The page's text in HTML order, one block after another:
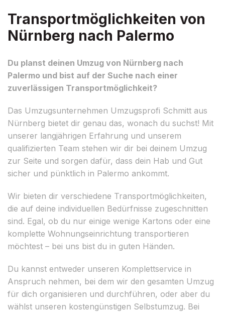
Transportmöglichkeiten von
Nürnberg nach Palermo
Du planst deinen Umzug von Nürnberg nach
Palermo und bist auf der Suche nach einer
zuverlässigen Transportmöglichkeit?
Das Umzugsunternehmen Umzugsprofi Schmitt aus
Nürnberg bietet dir genau das, wonach du suchst! Mit
unserer langjährigen Erfahrung und unserem
qualifizierten Team stehen wir dir bei deinem Umzug
zur Seite und sorgen dafür, dass dein Hab und Gut
sicher und pünktlich in Palermo ankommt.
Wir bieten dir verschiedene Transportmöglichkeiten,
die auf deine individuellen Bedürfnisse zugeschnitten
sind. Egal, ob du nur einige wenige Kartons oder eine
komplette Wohnungseinrichtung transportieren
möchtest – bei uns bist du in guten Händen.
Du kannst entweder unseren Komplettservice in
Anspruch nehmen, bei dem wir den gesamten Umzug
für dich organisieren und durchführen, oder aber du
wählst unseren kostengünstigen Selbstumzug. Bei